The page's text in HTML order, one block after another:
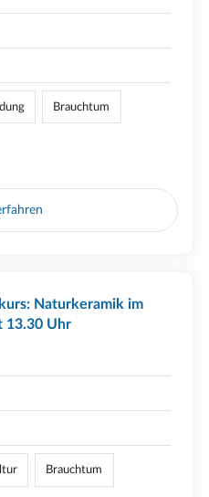
Brauchtum
Naturkeramik im
13.30 Uhr
Brauchtum